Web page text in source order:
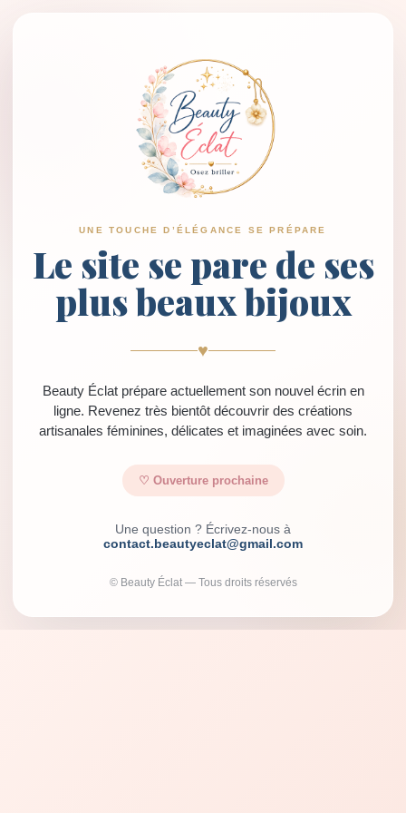
UNE TOUCHE D’ÉLÉGANCE SE PRÉPARE
Le site se pare de ses
plus beaux bijoux
♥
Beauty Éclat prépare actuellement son nouvel écrin en
ligne. Revenez très bientôt découvrir des créations
artisanales féminines, délicates et imaginées avec soin.
♡ Ouverture prochaine
Une question ? Écrivez-nous à
contact.beautyeclat@gmail.com
© Beauty Éclat — Tous droits réservés